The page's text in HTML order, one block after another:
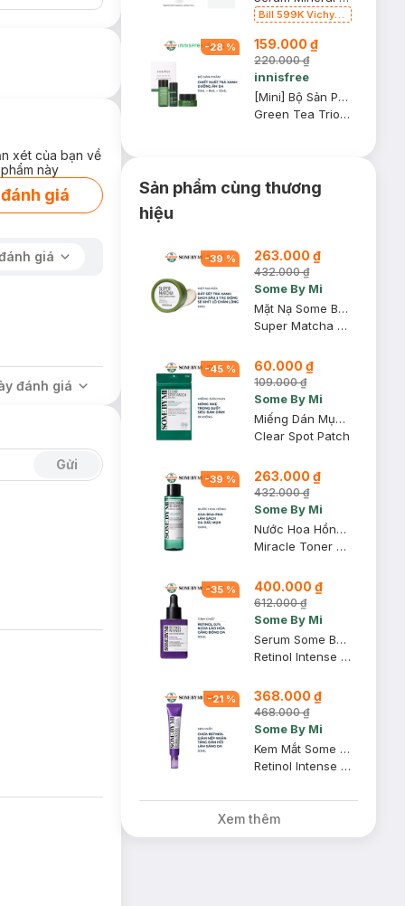
xét của bạn về
này
giá
giá
đánh giá
Gửi
Bill 599K Vichy
trị giá 200K (SL
có hạn)
-28 % 159.000 ₫
220.000 ₫
innisfree
[Mini] Bộ Sản Phẩm Innisfree Dưỡng Ẩm Da Từ Trà Xanh 3 Món
Green Tea Trio Kit
Sản phẩm cùng thương
hiệu
-39 % 263.000 ₫
432.000 ₫
Some By Mi
Mặt Nạ Some By Mi Đất Sét Trà Xanh Thu Nhỏ Lỗ Chân Lông 100g
Super Matcha Pore Clean Clay Mask
-45 % 60.000 ₫
109.000 ₫
Some By Mi
Miếng Dán Mụn Some By Mi 18 Miếng
Clear Spot Patch
-39 % 263.000 ₫
432.000 ₫
Some By Mi
Nước Hoa Hồng Some By Mi AHA-BHA-PHA Cho Da Mụn 150ml
Miracle Toner AHA-BHA-PHA 30 Days
-35 % 400.000 ₫
612.000 ₫
Some By Mi
Serum Some By Mi Retinol 0.1% Ngừa Lão Hóa, Căng Bóng Da 30ml
Retinol Intense Reactivating Serum
-21 % 368.000 ₫
468.000 ₫
Some By Mi
Kem Mắt Some By Mi Retinol Ngừa Lão Hóa 30ml
Retinol Intense Advanced Triple Action Eye Cream
Xem thêm